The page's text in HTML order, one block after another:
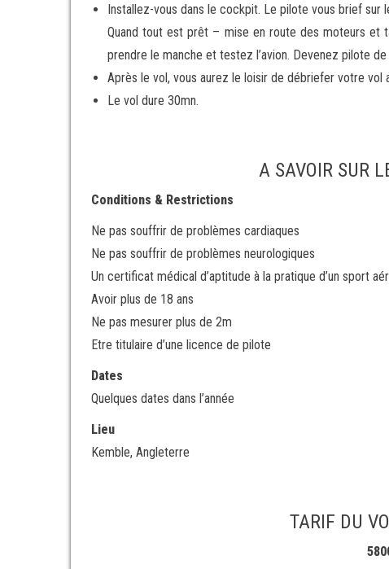
Installez-vous dans le cockpit. Le pilote vous brief sur
Quand tout est prêt – mise en route des moteurs et
prendre le manche et testez l’avion. Devenez pilote de
Après le vol, vous aurez le loisir de débriefer votre
Le vol dure 30mn.
A SAVOIR SUR
Conditions & Restrictions
Ne pas souffrir de problèmes cardiaques
Ne pas souffrir de problèmes neurologiques
Un certificat médical d’aptitude à la pratique d’un sport
Avoir plus de 18 ans
Ne pas mesurer plus de 2m
Etre titulaire d’une licence de pilote
Dates
Quelques dates dans l’année
Lieu
Kemble, Angleterre
TARIF DU